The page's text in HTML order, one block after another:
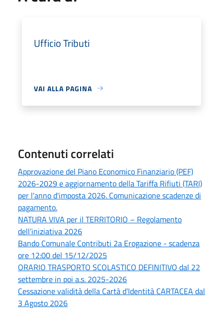
Ufficio Tributi
VAI ALLA PAGINA
Contenuti correlati
Approvazione del Piano Economico Finanziario (PEF)
2026-2029 e aggiornamento della Tariffa Rifiuti (TARI)
per l'anno d'imposta 2026. Comunicazione scadenze di
pagamento.
NATURA VIVA per il TERRITORIO – Regolamento
dell’iniziativa 2026
Bando Comunale Contributi 2a Erogazione - scadenza
ore 12:00 del 15/12/2025
ORARIO TRASPORTO SCOLASTICO DEFINITIVO dal 22
settembre in poi a.s. 2025-2026
Cessazione validità della Cartà d’Identità CARTACEA dal
3 Agosto 2026